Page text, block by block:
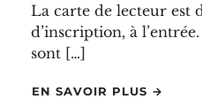
La carte de lecteur est
d’inscription, à
sont […]
EN SAVOIR PLUS →